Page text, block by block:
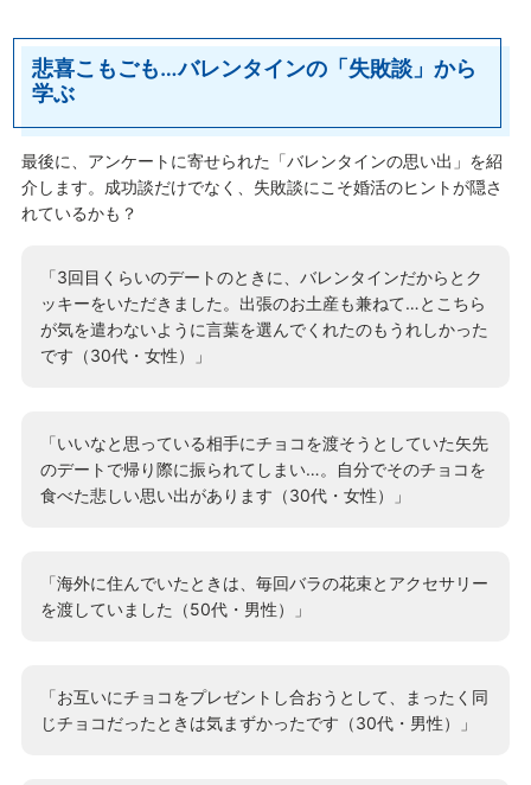
悲喜こもごも…バレンタインの「失敗談」から
学ぶ
最後に、アンケートに寄せられた「バレンタインの思い出」を紹
介します。成功談だけでなく、失敗談にこそ婚活のヒントが隠さ
れているかも？
「3回目くらいのデートのときに、バレンタインだからとク
ッキーをいただきました。出張のお土産も兼ねて…とこちら
が気を遣わないように言葉を選んでくれたのもうれしかった
です（30代・女性）」
「いいなと思っている相手にチョコを渡そうとしていた矢先
のデートで帰り際に振られてしまい…。自分でそのチョコを
食べた悲しい思い出があります（30代・女性）」
「海外に住んでいたときは、毎回バラの花束とアクセサリー
を渡していました（50代・男性）」
「お互いにチョコをプレゼントし合おうとして、まったく同
じチョコだったときは気まずかったです（30代・男性）」